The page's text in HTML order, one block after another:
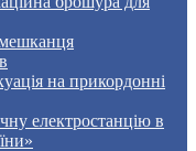
на прикордонні
електростанцію в